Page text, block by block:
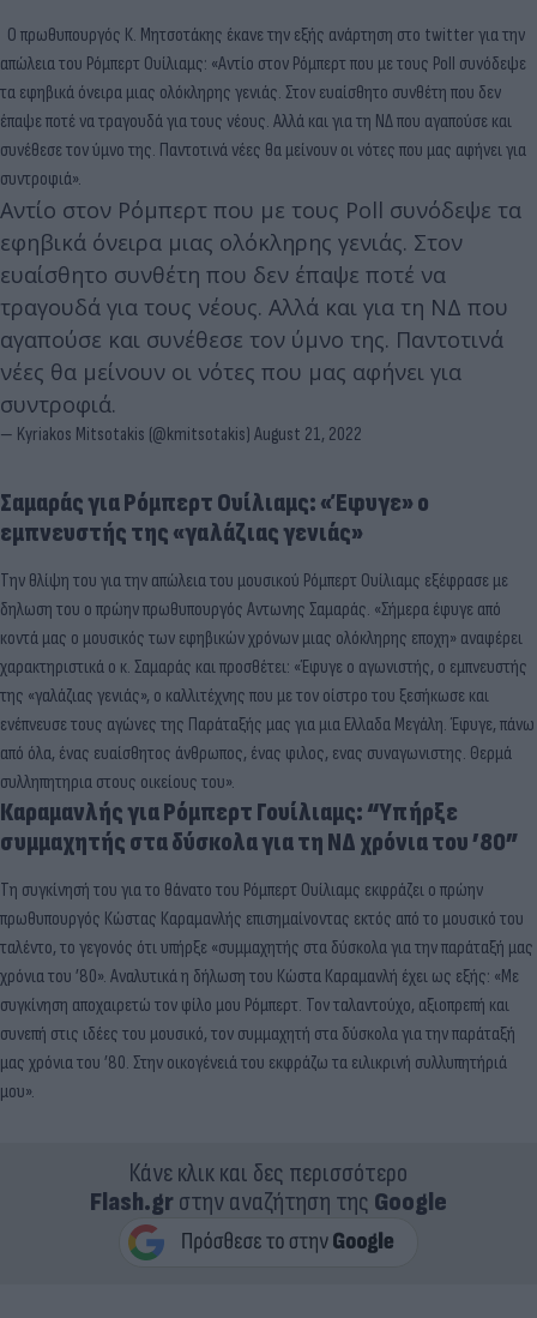
Ο πρωθυπουργός Κ. Μητσοτάκης έκανε την εξής ανάρτηση στο twitter για την
απώλεια του Ρόμπερτ Ουίλιαμς: «Αντίο στον Ρόμπερτ που με τους Poll συνόδεψε
τα εφηβικά όνειρα μιας ολόκληρης γενιάς. Στον ευαίσθητο συνθέτη που δεν
έπαψε ποτέ να τραγουδά για τους νέους. Αλλά και για τη ΝΔ που αγαπούσε και
συνέθεσε τον ύμνο της. Παντοτινά νέες θα μείνουν οι νότες που μας αφήνει για
συντροφιά».
Αντίο στον Ρόμπερτ που με τους Poll συνόδεψε τα
εφηβικά όνειρα μιας ολόκληρης γενιάς. Στον
ευαίσθητο συνθέτη που δεν έπαψε ποτέ να
τραγουδά για τους νέους. Αλλά και για τη ΝΔ που
αγαπούσε και συνέθεσε τον ύμνο της. Παντοτινά
νέες θα μείνουν οι νότες που μας αφήνει για
συντροφιά.
— Kyriakos Mitsotakis (@kmitsotakis) August 21, 2022
Σαμαράς για Ρόμπερτ Ουίλιαμς: «Έφυγε» ο
εμπνευστής της «γαλάζιας γενιάς»
Την θλίψη του για την απώλεια του μουσικού Ρόμπερτ Ουίλιαμς εξέφρασε με
δηλωση του ο πρώην πρωθυπουργός Αντωνης Σαμαράς. «Σήμερα έφυγε από
κοντά μας ο μουσικός των εφηβικών χρόνων μιας ολόκληρης εποχη» αναφέρει
χαρακτηριστικά ο κ. Σαμαράς και προσθέτει: «Έφυγε ο αγωνιστής, ο εμπνευστής
της «γαλάζιας γενιάς», ο καλλιτέχνης που με τον οίστρο του ξεσήκωσε και
ενέπνευσε τους αγώνες της Παράταξής μας για μια Ελλαδα Μεγάλη. Έφυγε, πάνω
από όλα, ένας ευαίσθητος άνθρωπος, ένας φιλος, ενας συναγωνιστης. Θερμά
συλληπητηρια στους οικείους του».
Καραμανλής για Ρόμπερτ Γουίλιαμς: “Υπήρξε
συμμαχητής στα δύσκολα για τη ΝΔ χρόνια του ’80”
Τη συγκίνησή του για το θάνατο του Ρόμπερτ Ουίλιαμς εκφράζει ο πρώην
πρωθυπουργός Κώστας Καραμανλής επισημαίνοντας εκτός από το μουσικό του
ταλέντο, το γεγονός ότι υπήρξε «συμμαχητής στα δύσκολα για την παράταξή μας
χρόνια του ’80». Αναλυτικά η δήλωση του Κώστα Καραμανλή έχει ως εξής: «Με
συγκίνηση αποχαιρετώ τον φίλο μου Ρόμπερτ. Τον ταλαντούχο, αξιοπρεπή και
συνεπή στις ιδέες του μουσικό, τον συμμαχητή στα δύσκολα για την παράταξή
μας χρόνια του ’80. Στην οικογένειά του εκφράζω τα ειλικρινή συλλυπητήριά
μου».
Κάνε κλικ και δες περισσότερο
Flash.grστην αναζήτηση της Google